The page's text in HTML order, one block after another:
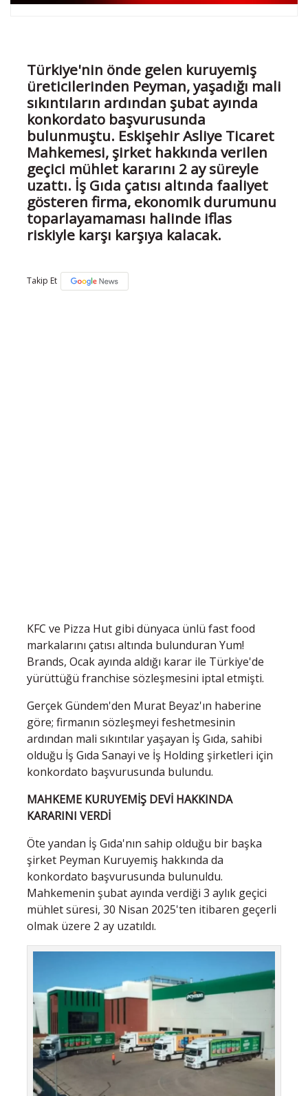
Türkiye'nin önde gelen kuruyemiş
üreticilerinden Peyman, yaşadığı mali
sıkıntıların ardından şubat ayında
konkordato başvurusunda
bulunmuştu. Eskişehir Asliye Ticaret
Mahkemesi, şirket hakkında verilen
geçici mühlet kararını 2 ay süreyle
uzattı. İş Gıda çatısı altında faaliyet
gösteren firma, ekonomik durumunu
toparlayamaması halinde iflas
riskiyle karşı karşıya kalacak.
Takip Et
KFC ve Pizza Hut gibi dünyaca ünlü fast food
markalarını çatısı altında bulunduran Yum!
Brands, Ocak ayında aldığı karar ile Türkiye'de
yürüttüğü franchise sözleşmesini iptal etmişti.
Gerçek Gündem'den Murat Beyaz'ın haberine
göre; firmanın sözleşmeyi feshetmesinin
ardından mali sıkıntılar yaşayan İş Gıda, sahibi
olduğu İş Gıda Sanayi ve İş Holding şirketleri için
konkordato başvurusunda bulundu.
MAHKEME KURUYEMİŞ DEVİ HAKKINDA
KARARINI VERDİ
Öte yandan İş Gıda'nın sahip olduğu bir başka
şirket Peyman Kuruyemiş hakkında da
konkordato başvurusunda bulunuldu.
Mahkemenin şubat ayında verdiği 3 aylık geçici
mühlet süresi, 30 Nisan 2025'ten itibaren geçerli
olmak üzere 2 ay uzatıldı.